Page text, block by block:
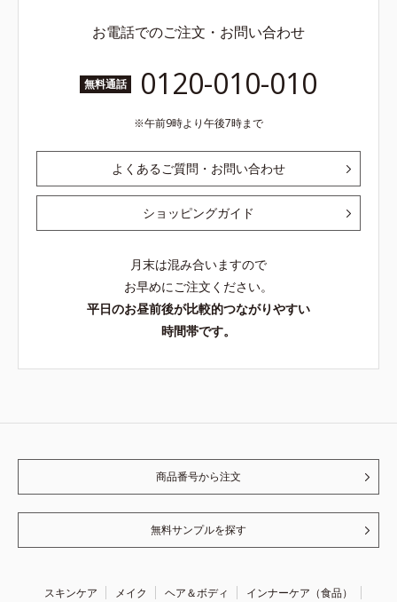
お電話でのご注文・お問い合わせ
無料通話 0120-010-010
午前9時より午後7時まで
よくあるご質問・お問い合わせ
ショッピングガイド
月末は混み合いますので
お早めにご注文ください。
平日のお昼前後が比較的つながりやすい
時間帯です。
商品番号から注文
無料サンプルを探す
スキンケア メイク ヘア＆ボディ
インナーケア（食品）